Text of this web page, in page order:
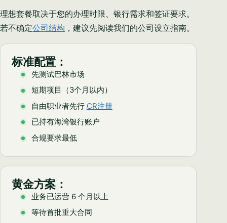
理想套餐取决于您的办理时限、银行需求和签证要求。
若不确定公司结构 ，建议先阅读我们的公司设立指南。
标准配置：
先测试巴林市场
短期项目（3个月以内）
自由职业者先行 CR注册
已持有海湾银行账户
合规要求最低
黄金方案：
业务已运营 6 个月以上
等待首批重大合同